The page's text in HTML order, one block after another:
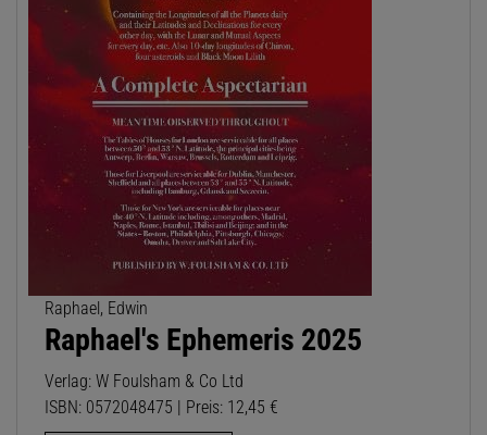
Raphael, Edwin
Raphael's Ephemeris 2025
Verlag: W Foulsham & Co Ltd
ISBN: 0572048475 | Preis: 12,45 €